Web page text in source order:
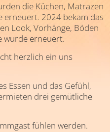
die Küchen, Matrazen
erneuert. 2024 bekam das
Look, Vorhänge, Böden
wurde erneuert.
herzlich ein uns
Essen und das Gefühl,
drei gemütliche
fühlen werden.